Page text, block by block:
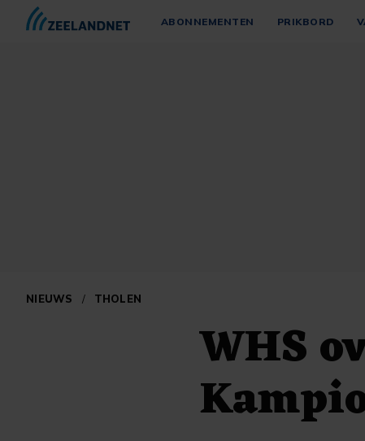
ABONNEMENTEN PRIKBORD
NIEUWS / THOLEN
WHS